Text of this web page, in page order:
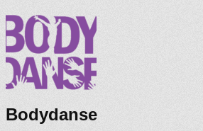
Bodydanse